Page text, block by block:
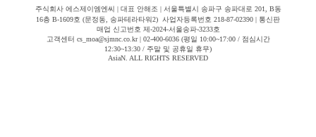
주식회사 에스제이엠엔씨 | 대표 안해조 | 서울특별시 송파구 송파대로 201, B동
16층 B-1609호 (문정동, 송파테라타워2) 사업자등록번호 218-87-02390 | 통신판
매업 신고번호 제-2024-서울송파-3233호
고객센터 cs_moa@sjmnc.co.kr | 02-400-6036 (평일 10:00~17:00 / 점심시간
12:30~13:30 / 주말 및 공휴일 휴무)
AsiaN. ALL RIGHTS RESERVED